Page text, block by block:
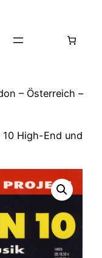
– Österreich –
High-End und